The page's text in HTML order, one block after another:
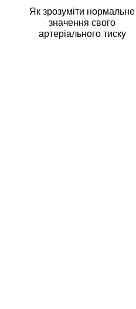
Як зрозуміти нормальне
значення свого
артеріального тиску